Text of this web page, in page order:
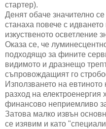
стартер).
Денят обаче значително
станаха повече с
изкуственото осветление
Оказа се, че
подходящо за фините
видимото и дразнещо
съпровождащият го
Използването на евтиното
разход на електроенергия
финансово неприемливо
Затова малко извън
се изявим и като